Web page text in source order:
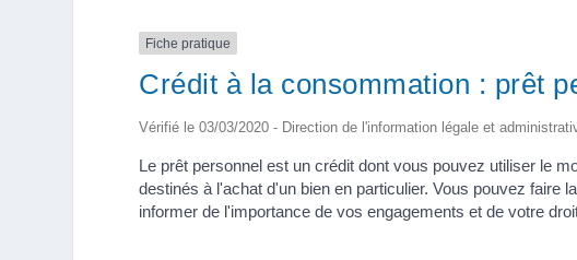
Fiche pratique
Crédit à la consommation : prêt
Vérifié le 03/03/2020 - Direction de l'information légale et
Le prêt personnel est un crédit dont vous pouvez utiliser le
destinés à l'achat d'un bien en particulier. Vous pouvez faire
informer de l'importance de vos engagements et de votre